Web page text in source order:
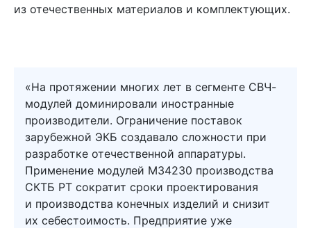
из отечественных материалов и комплектующих.
«На протяжении многих лет в сегменте СВЧ-
модулей доминировали иностранные
производители. Ограничение поставок
зарубежной ЭКБ создавало сложности при
разработке отечественной аппаратуры.
Применение модулей М34230 производства
СКТБ РТ сократит сроки проектирования
и производства конечных изделий и снизит
их себестоимость. Предприятие уже